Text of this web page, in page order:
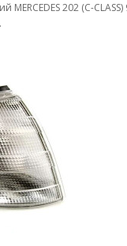
MERCEDES 202 (C-